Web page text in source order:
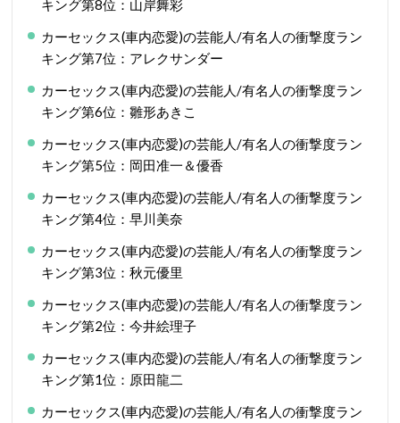
キング第8位：山岸舞彩
カーセックス(車内恋愛)の芸能人/有名人の衝撃度ラン
キング第7位：アレクサンダー
カーセックス(車内恋愛)の芸能人/有名人の衝撃度ラン
キング第6位：雛形あきこ
カーセックス(車内恋愛)の芸能人/有名人の衝撃度ラン
キング第5位：岡田准一＆優香
カーセックス(車内恋愛)の芸能人/有名人の衝撃度ラン
キング第4位：早川美奈
カーセックス(車内恋愛)の芸能人/有名人の衝撃度ラン
キング第3位：秋元優里
カーセックス(車内恋愛)の芸能人/有名人の衝撃度ラン
キング第2位：今井絵理子
カーセックス(車内恋愛)の芸能人/有名人の衝撃度ラン
キング第1位：原田龍二
カーセックス(車内恋愛)の芸能人/有名人の衝撃度ラン